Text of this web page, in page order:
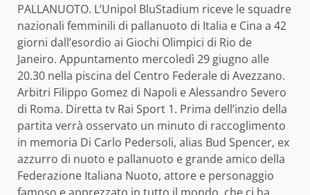
PALLANUOTO. L’Unipol BluStadium riceve le squadre
nazionali femminili di pallanuoto di Italia e Cina a 42
giorni dall’esordio ai Giochi Olimpici di Rio de
Janeiro. Appuntamento mercoledì 29 giugno alle
20.30 nella piscina del Centro Federale di Avezzano.
Arbitri Filippo Gomez di Napoli e Alessandro Severo
di Roma. Diretta tv Rai Sport 1. Prima dell’inzio della
partita verrà osservato un minuto di raccoglimento
in memoria Di Carlo Pedersoli, alias Bud Spencer, ex
azzurro di nuoto e pallanuoto e grande amico della
Federazione Italiana Nuoto, attore e personaggio
famoso e apprezzato in tutto il mondo, che ci ha